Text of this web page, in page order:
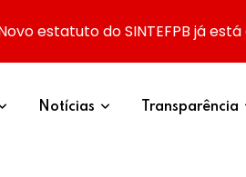
Notícias Transparência
estatuto do SINTEFPB já